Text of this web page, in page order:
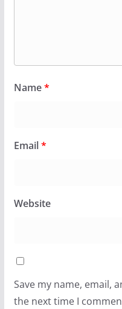
Name*
Email*
Website
Save my name, email,
the next time I